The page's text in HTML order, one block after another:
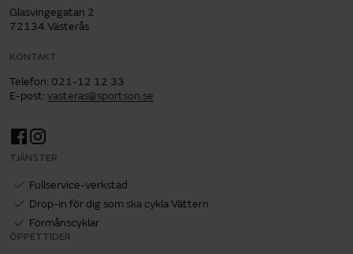
Glasvingegatan 2
72134 Västerås
KONTAKT
Telefon: 021-12 12 33
E-post: vasteras@sportson.se
TJÄNSTER
Fullservice-verkstad
Drop-in för dig som ska cykla Vättern
Förmånscyklar
ÖPPETTIDER